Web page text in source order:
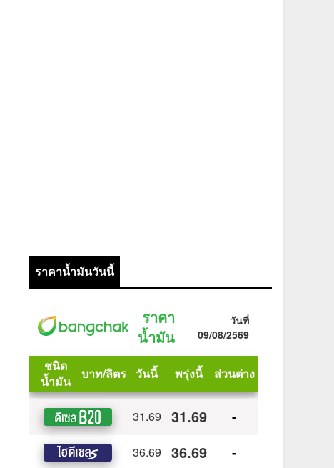
ราคาน้ำมันวันนี้